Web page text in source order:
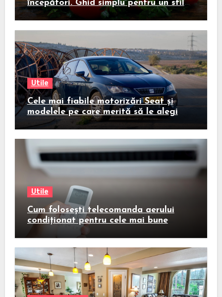
începători. Ghid simplu pentru un stil
de viață echilibrat
Utile
Cele mai fiabile motorizări Seat și
modelele pe care merită să le alegi
Utile
Cum folosești telecomanda aerului
condiționat pentru cele mai bune